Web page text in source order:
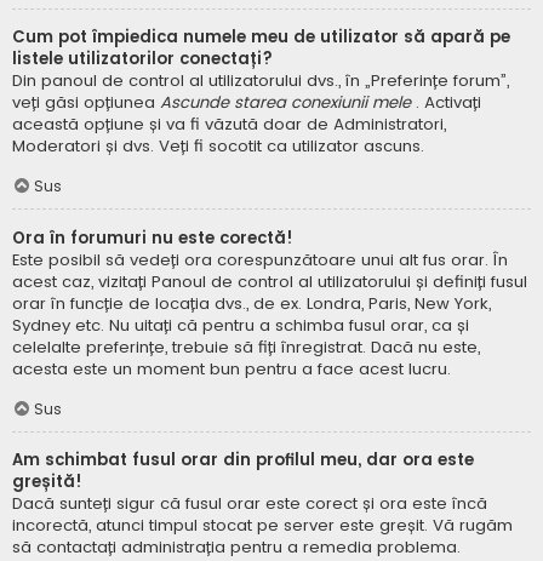
Cum pot împiedica numele meu de utilizator să apară pe
listele utilizatorilor conectați?
Din panoul de control al utilizatorului dvs., în „Preferințe forum”,
veți găsi opțiunea Ascunde starea conexiunii mele . Activați
această opțiune și va fi văzută doar de Administratori,
Moderatori și dvs. Veți fi socotit ca utilizator ascuns.
Sus
Ora în forumuri nu este corectă!
Este posibil să vedeți ora corespunzătoare unui alt fus orar. În
acest caz, vizitați Panoul de control al utilizatorului și definiți fusul
orar în funcție de locația dvs., de ex. Londra, Paris, New York,
Sydney etc. Nu uitați că pentru a schimba fusul orar, ca și
celelalte preferințe, trebuie să fiți înregistrat. Dacă nu este,
acesta este un moment bun pentru a face acest lucru.
Sus
Am schimbat fusul orar din profilul meu, dar ora este
greșită!
Dacă sunteți sigur că fusul orar este corect și ora este încă
incorectă, atunci timpul stocat pe server este greșit. Vă rugăm
să contactați administrația pentru a remedia problema.